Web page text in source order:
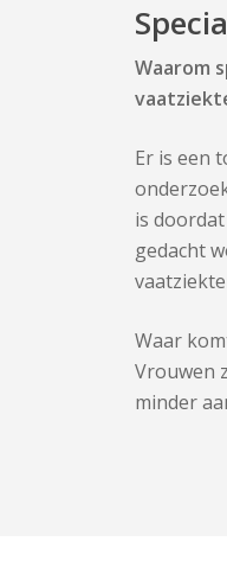
Waarom
Er is een
is
gedacht
Waar
Vrouwen
minder